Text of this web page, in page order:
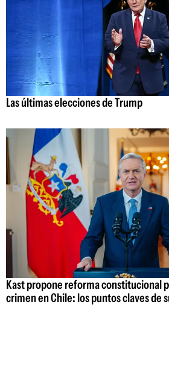
Las últimas elecciones de Trump
Kast propone reforma constitucional
crimen en Chile: los puntos claves de